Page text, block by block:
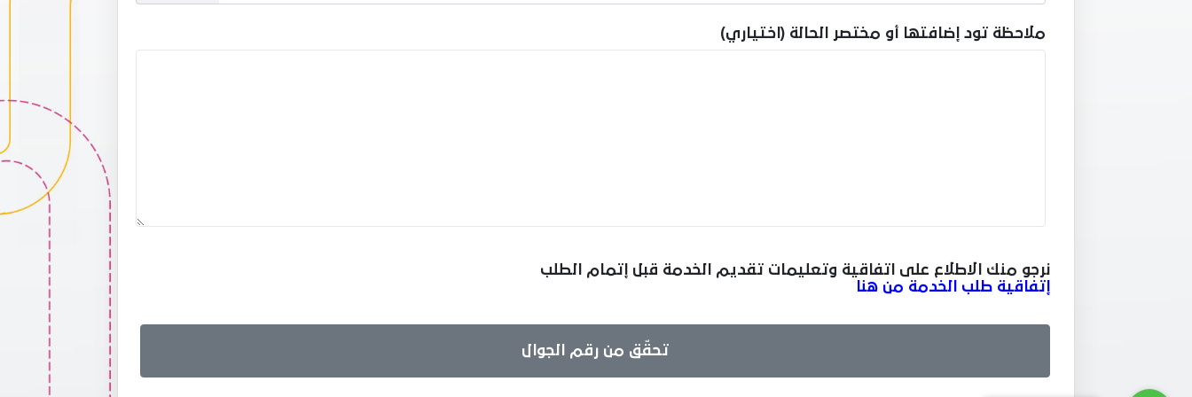
ملاحظة تود إضافتها أو مختصر الحالة (اختياري)
نرجو منك الاطلاع على اتفاقية وتعليمات تقديم الخدمة قبل إتمام الطلب
إتفاقية طلب الخدمة من هنا